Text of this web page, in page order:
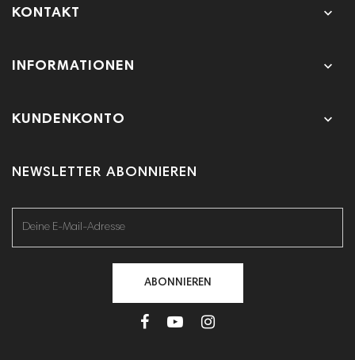
KONTAKT 
INFORMATIONEN 
KUNDENKONTO 
NEWSLETTER ABONNIEREN
ABONNIEREN